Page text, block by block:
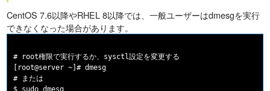
CentOS 7.6以降やRHEL 8以降では、一般ユーザーはdmesgを実行
できなくなった場合があります。
# root権限で実行するか、sysctl設定を変更する
[root@server ~]# dmesg
# または